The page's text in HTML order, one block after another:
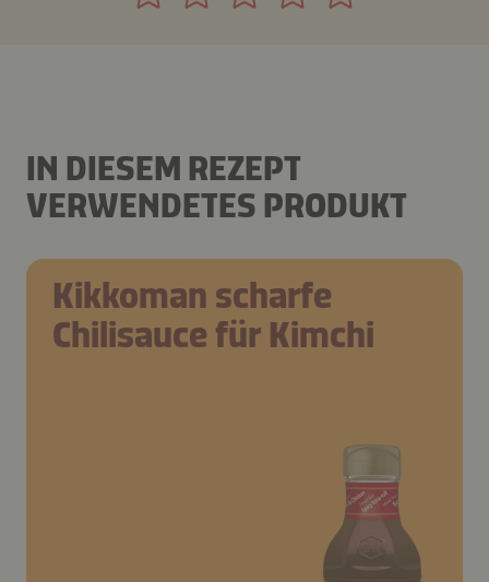
IN DIESEM REZEPT
VERWENDETES PRODUKT
Kikkoman scharfe
Chilisauce für Kimchi